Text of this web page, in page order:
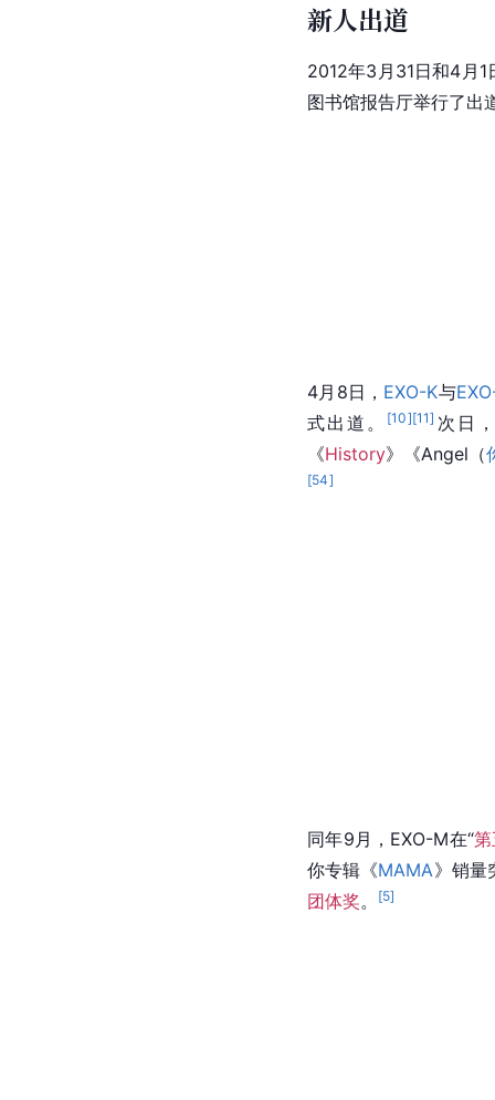
新人出道
2012年3月31日和4月1
图书馆报告厅举行了出
4月8日， EXO-K与
式出道。
[10][11] 次日
《History》《Angel（
[54]
同年9月，EXO-M在“
你专辑《MAMA》销量
团体奖。 [5]